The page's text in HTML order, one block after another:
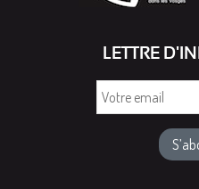
LETTRE